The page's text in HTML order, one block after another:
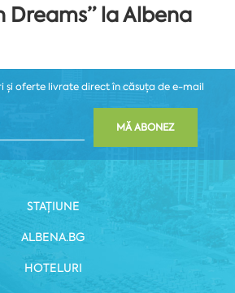
Dreams” la Albena
și oferte livrate direct în căsuța de e-mail
MĂ ABONEZ
STAȚIUNE
ALBENA.BG
HOTELURI